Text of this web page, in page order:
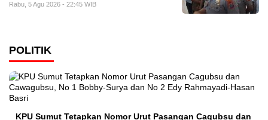
Rabu, 5 Agu 2026 - 22:45 WIB
POLITIK
KPU Sumut Tetapkan Nomor Urut Pasangan Cagubsu dan